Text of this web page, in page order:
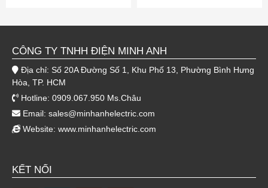
CÔNG TY TNHH ĐIỆN MINH ANH
Địa chỉ: Số 20A Đường Số 1, Khu Phố 13, Phường Bình Hưng
Hòa, TP. HCM
Hotline: 0909.067.950 Ms.Châu
Email: sales@minhanhelectric.com
Website: www.minhanhelectric.com
KẾT NỐI